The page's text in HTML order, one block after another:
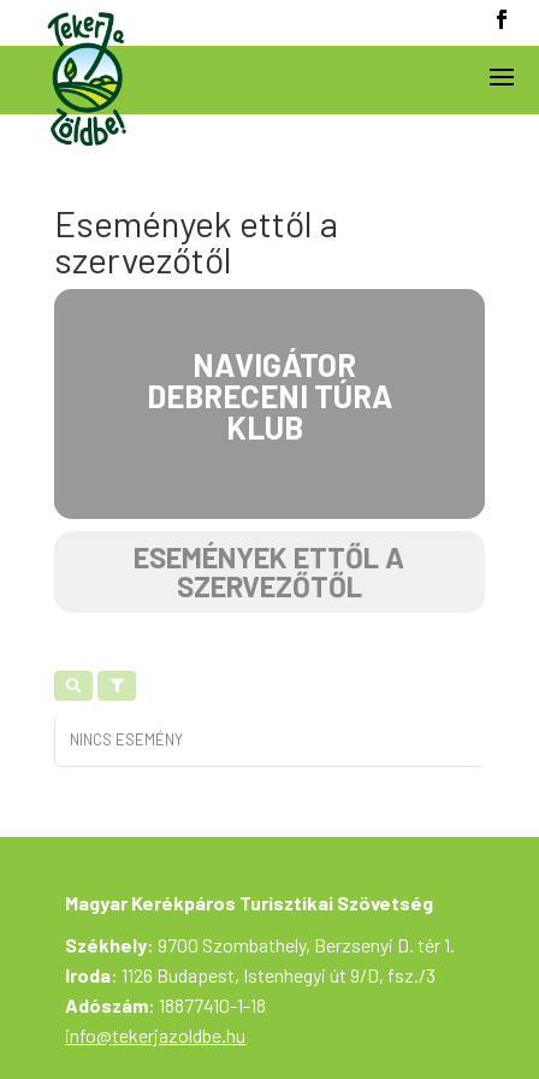
Események ettől a
szervezőtől
NAVIGÁTOR
DEBRECENI TÚRA
KLUB
ESEMÉNYEK ETTŐL A
SZERVEZŐTŐL
NINCS ESEMÉNY
Magyar Kerékpáros Turisztikai Szövetség
Székhely: 9700 Szombathely, Berzsenyi D. tér 1.
Iroda: 1126 Budapest, Istenhegyi út 9/D, fsz./3
Adószám: 18877410-1-18
info@tekerjazoldbe.hu